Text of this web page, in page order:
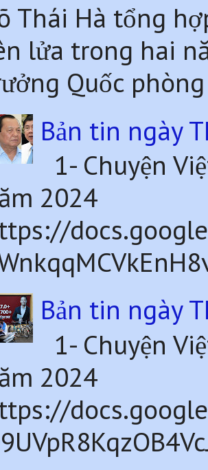
Thái Hà tổng
lửa trong hai
Quốc
Bản tin ngày
1- Chuyện
2024
Bản tin ngày
1- Chuyện
2024